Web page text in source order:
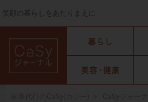
笑顔の暮らしをあたりまえに